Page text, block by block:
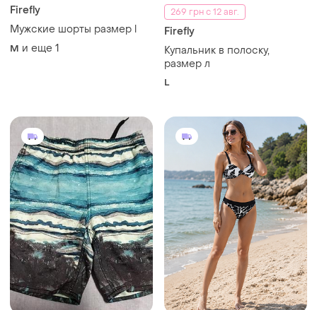
Firefly
Мужские шорты размер l
M и еще 1
269 грн с 12 авг.
Firefly
Купальник в полоску,
размер л
L